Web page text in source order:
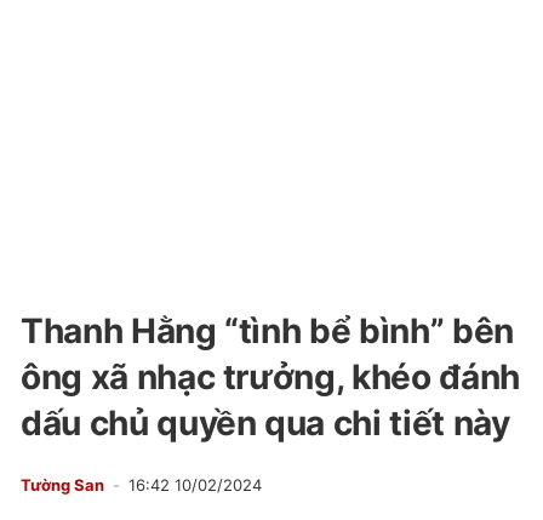
Thanh Hằng “tình bể bình” bên
ông xã nhạc trưởng, khéo đánh
dấu chủ quyền qua chi tiết này
Tường San 16:42 10/02/2024